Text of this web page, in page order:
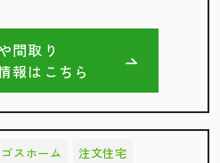
間取り
報はこちら
スホーム 注文住宅